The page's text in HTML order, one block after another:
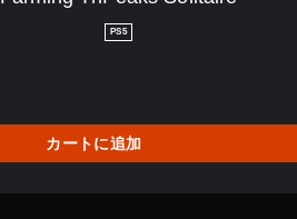
PS5
カートに追加